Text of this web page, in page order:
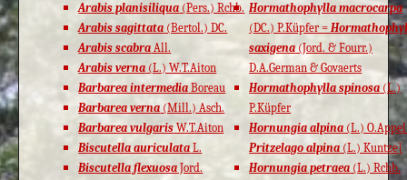
Arabis planisiliqua (Pers.) Rchb.
Arabis sagittata (Bertol.) DC.
Arabis scabra All.
Arabis verna (L.) W.T.Aiton
Barbarea intermedia Boreau
Barbarea verna (Mill.) Asch.
Barbarea vulgaris W.T.Aiton
Biscutella auriculata L.
Biscutella flexuosa Jord.
Hormathophylla macrocarpa
(DC.) P.Küpfer =
saxigena(Jord. & Fourr.)
D.A.German & Govaerts
Hormathophylla spinosa (L.)
P.Küpfer
Hornungia alpina (L.)
Pritzelago alpina (L.) Kuntze]
Hornungia petraea (L.) Rchb.